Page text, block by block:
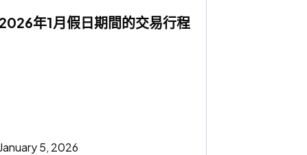
2026年1月假日期間的交易行程
January 5, 2026